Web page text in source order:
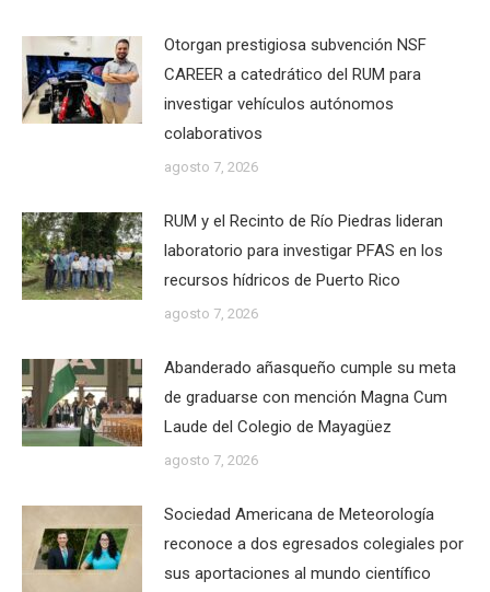
Otorgan prestigiosa subvención NSF
CAREER a catedrático del RUM para
investigar vehículos autónomos
colaborativos
agosto 7, 2026
RUM y el Recinto de Río Piedras lideran
laboratorio para investigar PFAS en los
recursos hídricos de Puerto Rico
agosto 7, 2026
Abanderado añasqueño cumple su meta
de graduarse con mención Magna Cum
Laude del Colegio de Mayagüez
agosto 7, 2026
Sociedad Americana de Meteorología
reconoce a dos egresados colegiales por
sus aportaciones al mundo científico